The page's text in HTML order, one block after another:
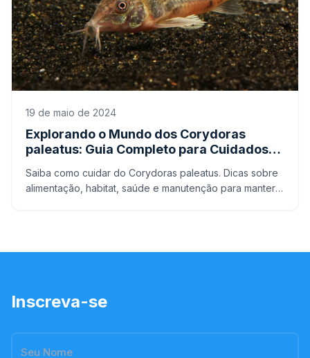
19 de maio de 2024
Explorando o Mundo dos Corydoras
paleatus: Guia Completo para Cuidados
Saiba como cuidar do Corydoras paleatus. Dicas sobre
alimentação, habitat, saúde e manutenção para manter
Inscreva-se